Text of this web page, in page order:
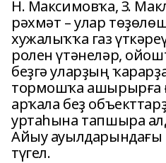
Н. Максимовҡа, З.
рәхмәт – улар
хужалыҡҡа газ
ролен үтәнеләр,
беҙгә уларҙың
тормошҡа ашырырға
арҡала беҙ
уртаһына тапшыра
Айыу ауылдарындағы
түгел.